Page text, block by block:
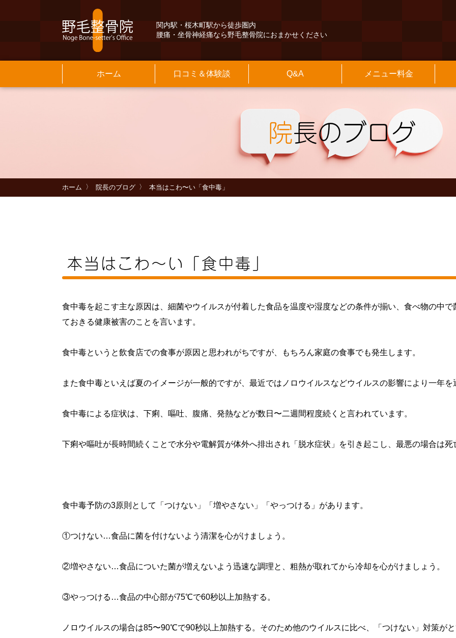
関内駅・桜木町駅から徒歩圏内
腰痛・坐骨神経痛なら野毛整骨院におまかせください
ホーム 口コミ＆体験談 Q&A
Q&A
メニュー料金
お知らせ 院長のブログ
交通案内
院長のブログ
ホーム 院長のブログ 本当はこわ〜い「食中毒」
本当はこわ〜い「食中毒」
食中毒を起こす主な原因は、細菌やウイルスが付着した食品を温度や湿度などの条件が揃い、食べ物の中
ておきる健康被害のことを言います。
食中毒というと飲食店での食事が原因と思われがちですが、もちろん家庭の食事でも発生します。
また食中毒といえば夏のイメージが一般的ですが、最近ではノロウイルスなどウイルスの影響により一年を
食中毒による症状は、下痢、嘔吐、腹痛、発熱などが数日〜二週間程度続くと言われています。
下痢や嘔吐が長時間続くことで水分や電解質が体外へ排出され「脱水症状」を引き起こし、最悪の場合は死
食中毒予防の3原則として「つけない」「増やさない」「やっつける」があります。
①つけない…食品に菌を付けないよう清潔を心がけましょう。
②増やさない…食品についた菌が増えないよう迅速な調理と、粗熱が取れてから冷却を心がけましょう。
③やっつける…食品の中心部が75℃で60秒以上加熱する。
ノロウイルスの場合は85〜90℃で90秒以上加熱する。そのため他のウイルスに比べ、「つけない」対策がと